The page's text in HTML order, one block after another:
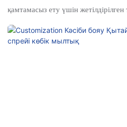
қамтамасыз ету үшін
қолданып, электр спрейінің
пайдаланушылардың пайдасына